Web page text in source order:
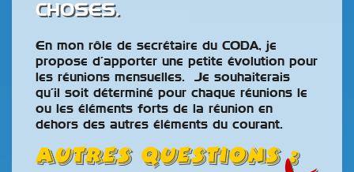
CHOSES.
En mon rôle de secrétaire du CODA, je
propose d’apporter une petite évolution pour
les réunions mensuelles. Je souhaiterais
qu’il soit déterminé pour chaque réunions le
ou les éléments forts de la réunion en
dehors des autres éléments du courant.
Autres questions :